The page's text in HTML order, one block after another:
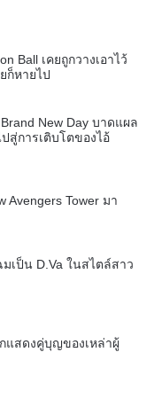
Ball เคยถูกวางเอาไว้
ก็หายไป
New Day บาดแผล
สู่การเติบโตของไอ้
Avengers Tower มา
เป็น D.Va ในสไตล์สาว
แสดงคู่บุญของเหล่าผู้